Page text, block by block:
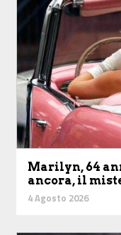
Marilyn, 64
ancora, il
4 Agosto 2026